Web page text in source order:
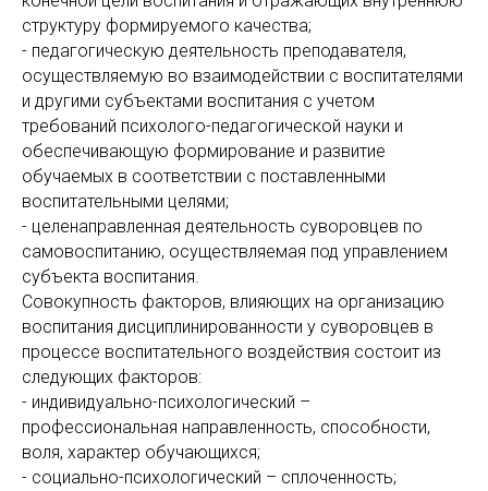
структуру формируемого качества;
- педагогическую деятельность преподавателя,
осуществляемую во взаимодействии с воспитателями
и другими субъектами воспитания с учетом
требований психолого-педагогической науки и
обеспечивающую формирование и развитие
обучаемых в соответствии с поставленными
воспитательными целями;
- целенаправленная деятельность суворовцев по
самовоспитанию, осуществляемая под управлением
субъекта воспитания.
Совокупность факторов, влияющих на организацию
воспитания дисциплинированности у суворовцев в
процессе воспитательного воздействия состоит из
следующих факторов:
- индивидуально-психологический –
профессиональная направленность, способности,
воля, характер обучающихся;
- социально-психологический – сплоченность;